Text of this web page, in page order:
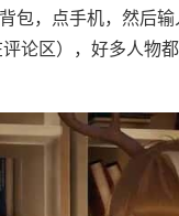
包，点手机，然后
论区），好多人物